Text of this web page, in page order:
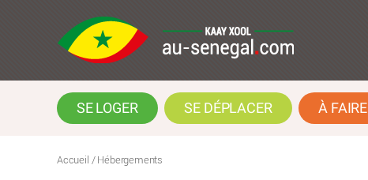
SE LOGER SE DÉPLACER À FAIRE
Accueil / Hébergements